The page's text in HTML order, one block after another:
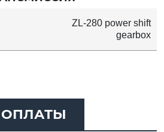
ZL-280 power shift
gearbox